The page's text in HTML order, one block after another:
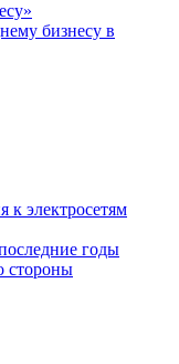
бизнесу в
к электросетям
годы
стороны